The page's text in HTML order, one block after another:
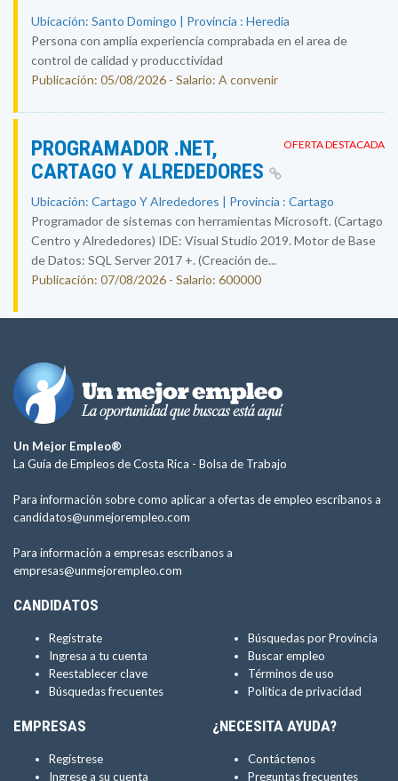
Ubicación: Santo Domingo | Provincia : Heredia
Persona con amplia experiencia comprabada en el area de
control de calidad y producctividad
Publicación: 05/08/2026 - Salario: A convenir
OFERTA DESTACADA
PROGRAMADOR .NET,
CARTAGO Y ALREDEDORES
Ubicación: Cartago Y Alrededores | Provincia : Cartago
Programador de sistemas con herramientas Microsoft. (Cartago
Centro y Alrededores) IDE: Visual Studio 2019. Motor de Base
de Datos: SQL Server 2017 +. (Creación de...
Publicación: 07/08/2026 - Salario: 600000
Un Mejor Empleo®
La Guía de Empleos de Costa Rica - Bolsa de Trabajo
Para información sobre como aplicar a ofertas de empleo escríbanos a
candidatos@unmejorempleo.com
Para información a empresas escríbanos a
empresas@unmejorempleo.com
CANDIDATOS
Regístrate
Ingresa a tu cuenta
Reestablecer clave
Búsquedas frecuentes
Búsquedas por Provincia
Buscar empleo
Términos de uso
Política de privacidad
EMPRESAS
Regístrese
Ingrese a su cuenta
¿NECESITA AYUDA?
Contáctenos
Preguntas frecuentes